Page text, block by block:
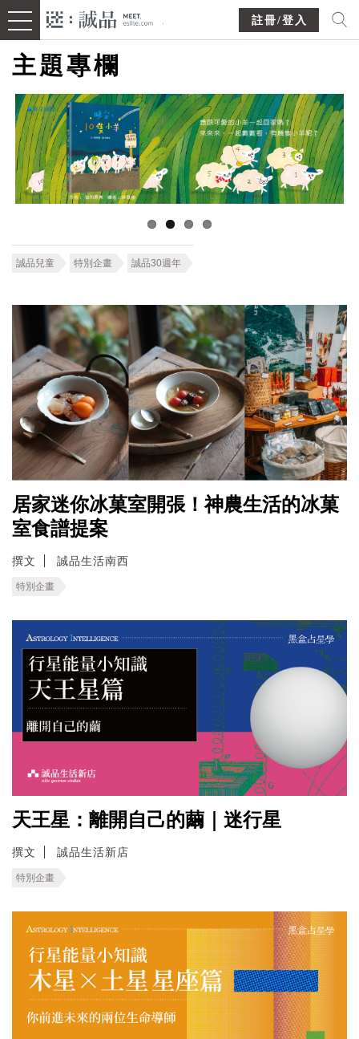
註冊/登入
主題專欄
誠品兒童 特別企畫 誠品30週年
居家迷你冰菓室開張！神農生活的冰菓
室食譜提案
撰文 誠品生活南西
特別企畫
天王星：離開自己的繭｜迷行星
撰文 誠品生活新店
特別企畫